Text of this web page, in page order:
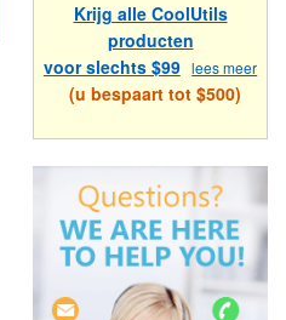
Krijg alle CoolUtils
producten
voor slechts $99 lees meer
(u bespaart tot $500)